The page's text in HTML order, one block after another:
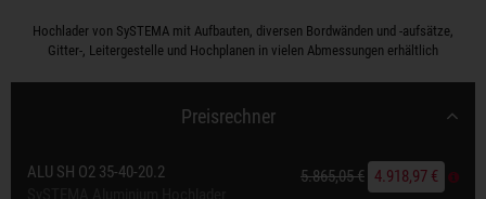
Hochlader von SySTEMA mit Aufbauten, diversen Bordwänden und -aufsätze,
Gitter-, Leitergestelle und Hochplanen in vielen Abmessungen erhältlich
Preisrechner
ALU SH O2 35-40-20.2 5.865,05 € 4.918,97 €